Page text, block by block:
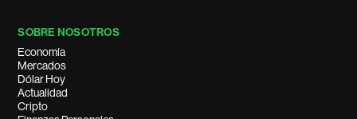
SOBRE NOSOTROS
Economía
Mercados
Dólar Hoy
Actualidad
Cripto